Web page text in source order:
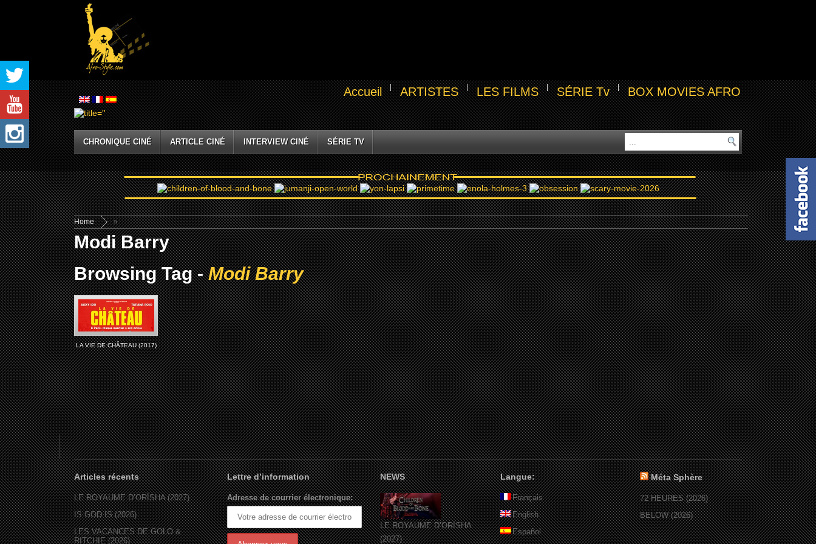
Accueil ARTISTES LES FILMS SÉRIE Tv BOX MOVIES AFRO
CHRONIQUE CINÉ ARTICLE CINÉ INTERVIEW CINÉ SÉRIE TV
Home »
Modi Barry
Browsing Tag -Modi Barry
LA VIE DE CHÂTEAU (2017)
Articles récents
LE ROYAUME D’ORÏSHA (2027)
IS GOD IS (2026)
LES VACANCES DE GOLO &
RITCHIE (2026)
Lettre d’information
Adresse de courrier électronique:
NEWS
LE ROYAUME D’ORÏSHA
(2027)
Langue:
Français
English
Español
Méta Sphère
72 HEURES (2026)
BELOW (2026)